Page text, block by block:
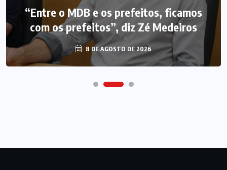
“Entre o MDB e os prefeitos, ficamos
com os prefeitos”, diz Zé Medeiros
8 DE AGOSTO DE 2026